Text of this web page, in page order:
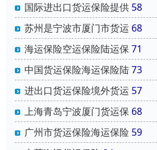
国际进出口货运保险提供 58
苏州是宁波市厦门市货运 68
海运保险空运保险陆运保 71
中国货运保险海运保险陆73
进出口货运保险境外货运 57
上海青岛宁波厦门货运保 68
广州市货运保险海运保险 59